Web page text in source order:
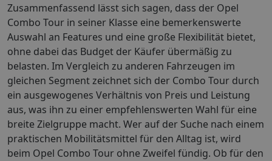
Zusammenfassend lässt sich sagen, dass der Opel
Combo Tour in seiner Klasse eine bemerkenswerte
Auswahl an Features und eine große Flexibilität bietet,
ohne dabei das Budget der Käufer übermäßig zu
belasten. Im Vergleich zu anderen Fahrzeugen im
gleichen Segment zeichnet sich der Combo Tour durch
ein ausgewogenes Verhältnis von Preis und Leistung
aus, was ihn zu einer empfehlenswerten Wahl für eine
breite Zielgruppe macht. Wer auf der Suche nach einem
praktischen Mobilitätsmittel für den Alltag ist, wird
beim Opel Combo Tour ohne Zweifel fündig. Ob für den